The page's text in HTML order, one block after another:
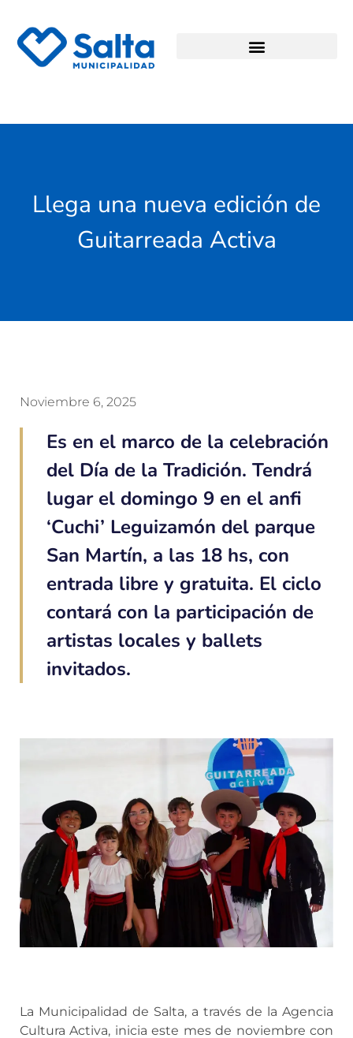
Llega una nueva edición de
Guitarreada Activa
Noviembre 6, 2025
Es en el marco de la celebración
del Día de la Tradición. Tendrá
lugar el domingo 9 en el anfi
‘Cuchi’ Leguizamón del parque
San Martín, a las 18 hs, con
entrada libre y gratuita. El ciclo
contará con la participación de
artistas locales y ballets
invitados.
La Municipalidad de Salta, a través de la Agencia
Cultura Activa, inicia este mes de noviembre con